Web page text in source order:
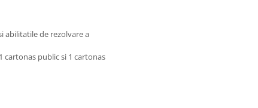
abilitatile de rezolvare a
cartonas public si 1 cartonas